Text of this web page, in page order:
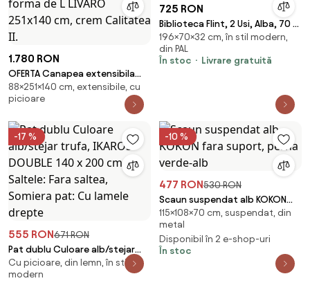
1.780 RON
OFERTA Canapea extensibila
reversibila in forma de L LIVARO
251x140 cm, crem Calitatea II.
88×251×140 cm, extensibile, cu
picioare
725 RON
Biblioteca Flint, 2 Usi, Alba, 70 x
32 x 196 cm
196×70×32 cm, în stil modern,
din PAL
În stoc
Livrare gratuită
-17 %
555 RON671 RON
Pat dublu Culoare alb/stejar
trufa, IKAROS DOUBLE 140 x 200
cm Saltele: Fara saltea, Somiera
Cu picioare, din lemn, în stil
modern
-10 %
477 RON530 RON
Scaun suspendat alb KOKON
fara suport, perna verde-alb
115×108×70 cm, suspendat, din
metal
Disponibil în 2 e-shop-uri
În stoc